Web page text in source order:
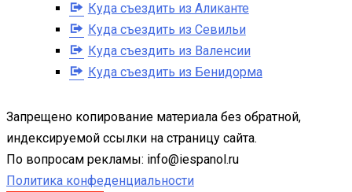
Куда съездить из Аликанте
Куда съездить из Севильи
Куда съездить из Валенсии
Куда съездить из Бенидорма
Запрещено копирование материала без обратной,
индексируемой ссылки на страницу сайта.
По вопросам рекламы: info@iespanol.ru
Политика конфеденциальности